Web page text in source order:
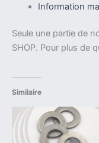
Information
Seule une partie de
SHOP. Pour plus de
Similaire